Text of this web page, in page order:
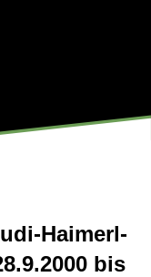
Haimerl-
bis